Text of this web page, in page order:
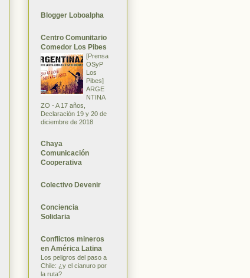
Blogger Loboalpha
Centro Comunitario
Comedor Los Pibes
[Prensa
OSyP
Los
Pibes]
ARGE
NTINA
ZO - A 17 años,
Declaración 19 y 20 de
diciembre de 2018
Chaya
Comunicación
Cooperativa
Colectivo Devenir
Conciencia
Solidaria
Conflictos mineros
en América Latina
Los peligros del paso a
Chile: ¿y el cianuro por
la ruta?